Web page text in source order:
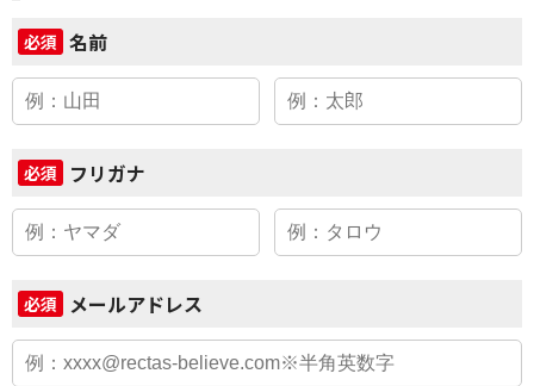
必須 名前
必須 フリガナ
必須 メールアドレス